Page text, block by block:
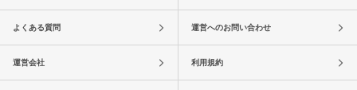
よくある質問 運営へのお問い合わせ
運営会社 利用規約